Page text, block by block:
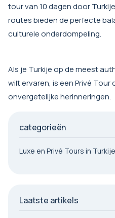
tour van 10 dagen door
routes bieden de perfecte
culturele onderdompeling.
Als je Turkije op de meest
wilt ervaren, is een Privé
onvergetelijke herinneringen.
categorieën
Luxe en Privé Tours in Turkije
Laatste artikels